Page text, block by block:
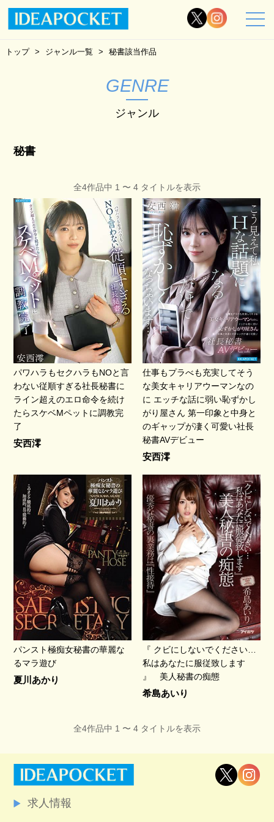
トップ ジャンル一覧 秘書該当作品
GENRE
ジャンル
秘書
全4作品中 1 〜 4 タイトルを表示
パワハラもセクハラもNOと言
わない従順すぎる社長秘書に
ライン超えのエロ命令を続け
たらスケベMペットに調教完
了
安西澪
仕事もプラべも充実してそう
な美女キャリアウーマンなの
に エッチな話に弱い恥ずかし
がり屋さん 第一印象と中身と
のギャップが凄く可愛い社長
秘書AVデビュー
安西澪
パンスト極痴女秘書の華麗な
るマラ遊び
夏川あかり
『 クビにしないでください…
私はあなたに服従致します
』 美人秘書の痴態
希島あいり
全4作品中 1 〜 4 タイトルを表示
求人情報